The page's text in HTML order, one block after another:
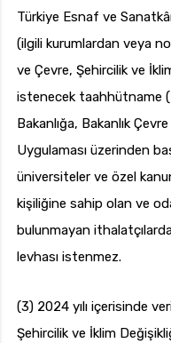
Türkiye Esnaf ve
(ilgili kurumlardan veya
ve Çevre, Şehircilik ve
istenecek taahhütname
Bakanlığa, Bakanlık
Uygulaması üzerinden
üniversiteler ve özel
kişiliğine sahip olan ve
bulunmayan
levhası istenmez.
(3) 2024 yılı içerisinde
Şehircilik ve İklim